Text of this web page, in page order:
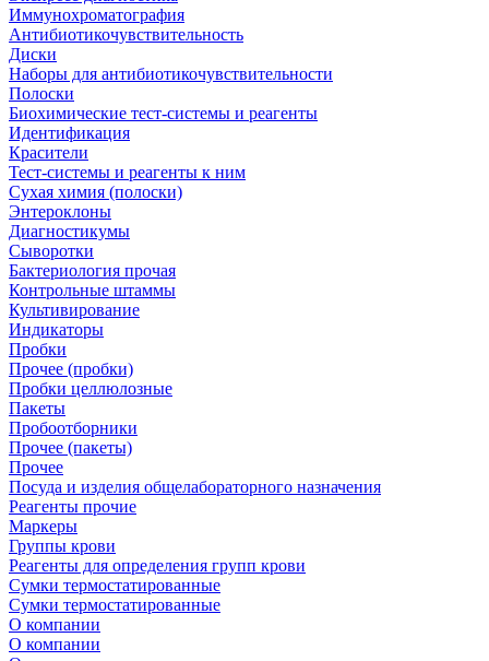
Иммунохроматография
Антибиотикочувствительность
Диски
Наборы для антибиотикочувствительности
Полоски
Биохимические тест-системы и реагенты
Идентификация
Красители
Тест-системы и реагенты к ним
Сухая химия (полоски)
Энтероклоны
Диагностикумы
Сыворотки
Бактериология прочая
Контрольные штаммы
Культивирование
Индикаторы
Пробки
Прочее (пробки)
Пробки целлюлозные
Пакеты
Пробоотборники
Прочее (пакеты)
Прочее
Посуда и изделия общелабораторного назначения
Реагенты прочие
Маркеры
Группы крови
Реагенты для определения групп крови
Сумки термостатированные
Сумки термостатированные
О компании
О компании